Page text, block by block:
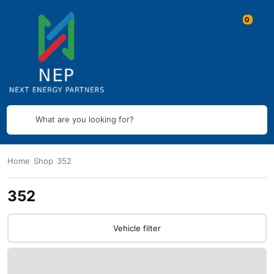
What are you looking for?
Home Shop 352
352
Vehicle filter